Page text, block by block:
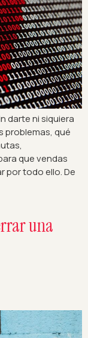
darte ni siquiera
problemas, qué
que vendas
por todo ello. De
una